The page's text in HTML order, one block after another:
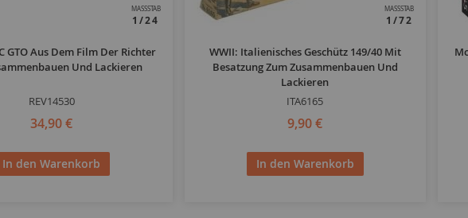
MASSSTAB
1/24
GTO Aus Dem Film Der Richter
Und Lackieren
REV14530
34,90 €
In den Warenkorb
MASSSTAB
1/72
WWII: Italienisches Geschütz 149/40 Mit
Besatzung Zum Zusammenbauen Und
Lackieren
ITA6165
9,90 €
In den Warenkorb